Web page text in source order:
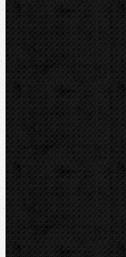
Akce
Bazar
Novinky
Videoinspekce
Detektory a těsnění
Montážní výbava